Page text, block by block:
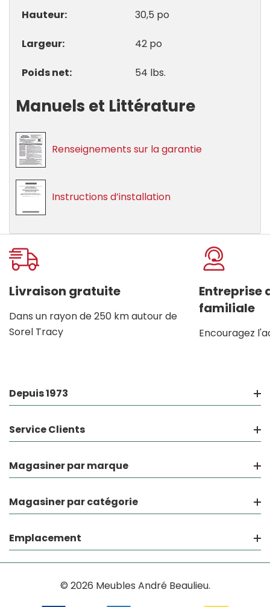
Hauteur 30,5 po
Largeur 42 po
Poids net 54 lbs.
Manuels et Littérature
Renseignements sur la garantie
Instructions d’installation
Onglet
personnalisé
Livraison gratuite
Dans un rayon de 250 km autour de
Sorel Tracy
Entreprise
familiale
Encouragez
Depuis 1973
Service Clients
Magasiner par marque
Magasiner par catégorie
Emplacement
© 2026 Meubles André Beaulieu.